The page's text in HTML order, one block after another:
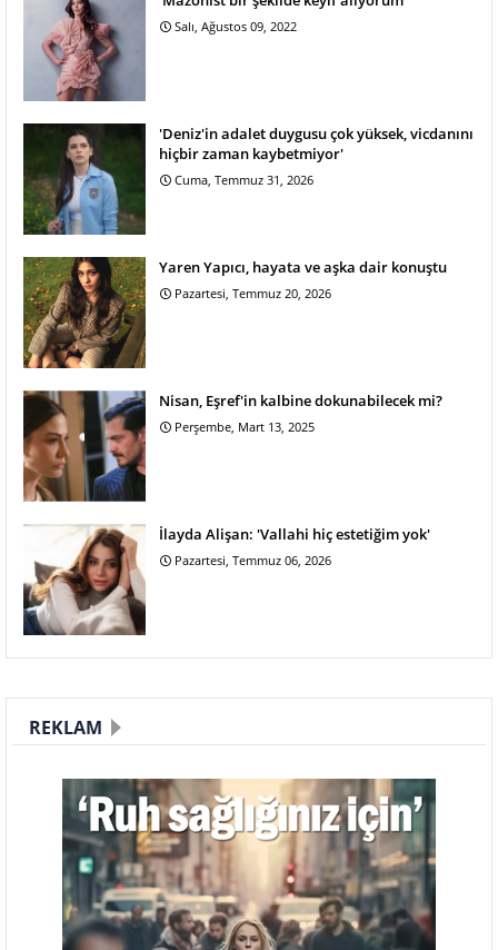
Salı, Ağustos 09, 2022
'Deniz'in adalet duygusu çok yüksek, vicdanını
hiçbir zaman kaybetmiyor'
Cuma, Temmuz 31, 2026
Yaren Yapıcı, hayata ve aşka dair konuştu
Pazartesi, Temmuz 20, 2026
Nisan, Eşref'in kalbine dokunabilecek mi?
Perşembe, Mart 13, 2025
İlayda Alişan: 'Vallahi hiç estetiğim yok'
Pazartesi, Temmuz 06, 2026
REKLAM